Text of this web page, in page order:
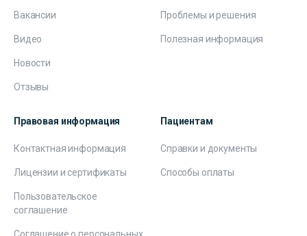
Вакансии
Видео
Новости
Отзывы
Проблемы и решения
Полезная информация
Правовая информация
Контактная информация
Лицензии и сертификаты
Пользовательское
соглашение
Соглашение о персональных
Пациентам
Справки и документы
Способы оплаты